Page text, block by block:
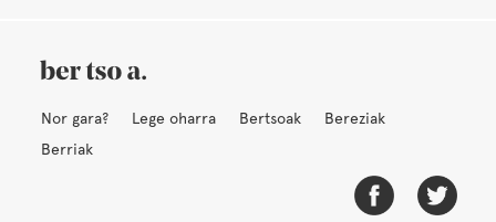
Nor gara? Lege oharra Bertsoak
Bereziak
Berriak